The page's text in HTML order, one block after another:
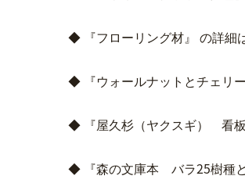
◆ 『フローリング材』 の詳細
◆ 『ウォールナットとチェリ
◆ 『屋久杉（ヤクスギ） 看
◆ 『森の文庫本 バラ25樹種